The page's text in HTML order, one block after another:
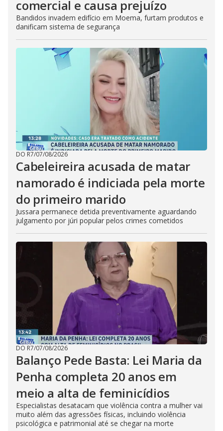
comercial e causa prejuízo
Bandidos invadem edifício em Moema, furtam produtos e
danificam sistema de segurança
DO R7/07/08/2026
Cabeleireira acusada de matar
namorado é indiciada pela morte
do primeiro marido
Jussara permanece detida preventivamente aguardando
julgamento por júri popular pelos crimes cometidos
DO R7/07/08/2026
Balanço Pede Basta: Lei Maria da
Penha completa 20 anos em
meio a alta de feminicídios
Especialistas desatacam que violência contra a mulher vai
muito além das agressões físicas, incluindo violência
psicológica e patrimonial até se chegar na morte